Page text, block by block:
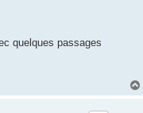
quelques passages